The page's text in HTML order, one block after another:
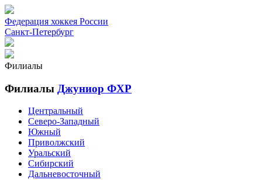
Федерация хоккея России
Санкт-Петербург
Филиалы
Филиалы Джуниор ФХР
Центральный
Северо-Западный
Южный
Приволжский
Уральский
Сибирский
Дальневосточный